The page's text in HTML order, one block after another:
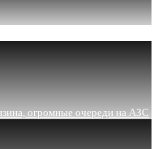
огромные очереди на АЗС